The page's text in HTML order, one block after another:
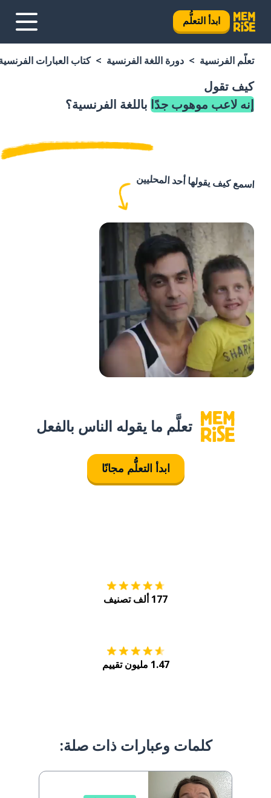
ابدأ التعلُّم
تعلَّم الفرنسية دورة اللغة الفرنسية كتاب العبارات
كيف تقول
إنه لاعب موهوب جدًا باللغة الفرنسية؟
اسمع كيف يقولها أحد المحليين
تعلَّم ما يقوله الناس بالفعل
ابدأ التعلُّم مجانًا
177 ألف تصنيف
1.47 مليون تقييم
كلمات وعبارات ذات صلة: